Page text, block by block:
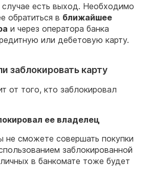
есть выход. Необходимо
обратиться в ближайшее
и через оператора банка
или дебетовую карту.
заблокировать карту
от того, кто заблокировал
ее владелец
не сможете совершать покупки
заблокированной
в банкомате тоже будет